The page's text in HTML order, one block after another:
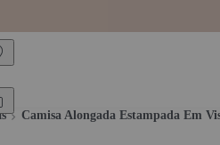
com o cupom
Camisa Alongada Estampada Em